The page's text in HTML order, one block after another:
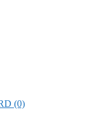
(0)